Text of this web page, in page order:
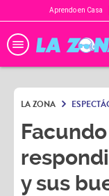
Aprendo en Casa
LA ZONA
y sus